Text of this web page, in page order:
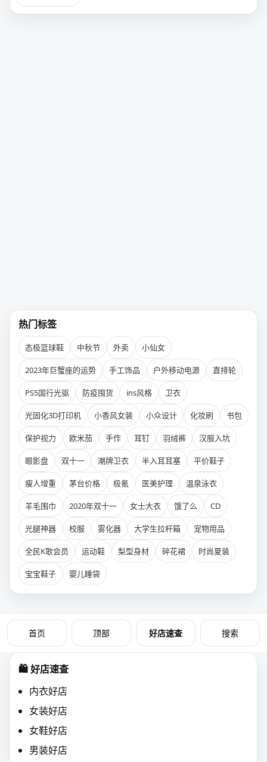
热门标签
态极篮球鞋 中秋节 外卖 小仙女
2023年巨蟹座的运势 手工饰品 户外移动电源 直排轮
PS5国行光驱 防疫囤货 ins风格 卫衣
光固化3D打印机 小香风女装 小众设计 化妆刷 书包
保护视力 欧米茄 手作 耳钉 羽绒裤 汉服入坑
眼影盘 双十一 潮牌卫衣 半入耳耳塞 平价鞋子
瘦人增重 茅台价格 极氪 医美护理 温泉泳衣
羊毛围巾 2020年双十一 女士大衣 饿了么 CD
光腿神器 校服 雾化器 大学生拉杆箱 宠物用品
全民K歌会员 运动鞋 梨型身材 碎花裙 时尚夏装
宝宝鞋子 婴儿睡袋
首页 顶部 好店速查 搜索
🛍️ 好店速查
内衣好店
女装好店
女鞋好店
男装好店